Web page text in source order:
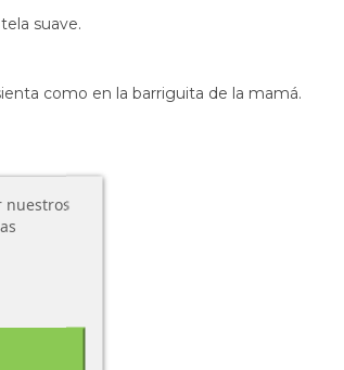
suave.
como en la barriguita de la mamá.
nuestros